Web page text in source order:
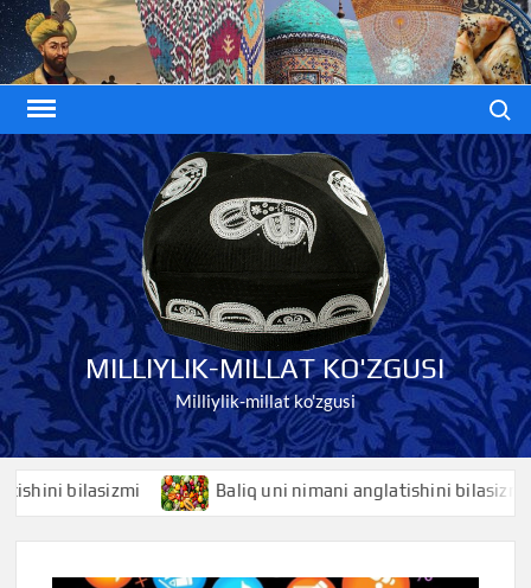
Skip
to
content
MILLIYLIK-MILLAT KO'ZGUSI
Milliylik-millat ko'zgusi
bilasizmi Baliq uni nimani anglatishini bilasizmi